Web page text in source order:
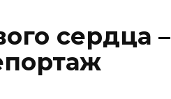
сердца –